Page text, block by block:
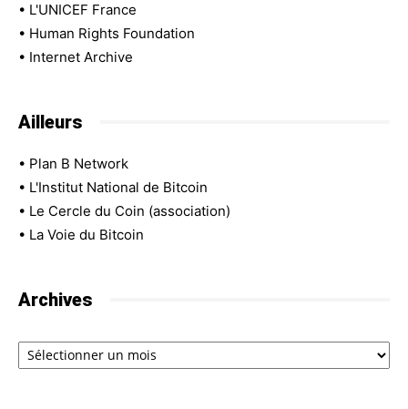
• L'UNICEF France
• Human Rights Foundation
• Internet Archive
Ailleurs
• Plan B Network
• L'Institut National de Bitcoin
• Le Cercle du Coin (association)
• La Voie du Bitcoin
Archives
Archives